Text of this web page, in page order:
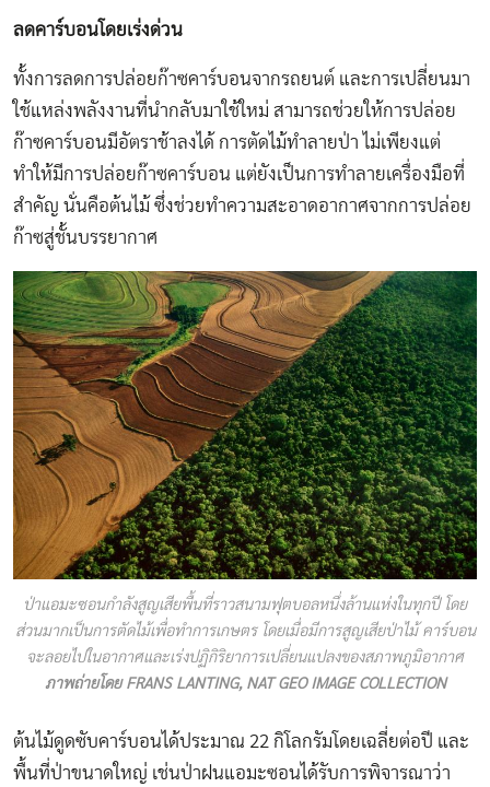
ลดคาร์บอนโดยเร่งด่วน
ทั้งการลดการปล่อยก๊าซคาร์บอนจากรถยนต์ และการเปลี่ยนมา
ใช้แหล่งพลังงานที่นำกลับมาใช้ใหม่ สามารถช่วยให้การปล่อย
ก๊าซคาร์บอนมีอัตราช้าลงได้ การตัดไม้ทำลายป่า ไม่เพียงแต่
ทำให้มีการปล่อยก๊าซคาร์บอน แต่ยังเป็นการทำลายเครื่องมือที่
สำคัญ นั่นคือต้นไม้ ซึ่งช่วยทำความสะอาดอากาศจากการปล่อย
ก๊าซสู่ชั้นบรรยากาศ
ป่าแอมะซอนกำลังสูญเสียพื้นที่ราวสนามฟุตบอลหนึ่งล้านแห่งในทุกปี โดย
ส่วนมากเป็นการตัดไม้เพื่อทำการเกษตร โดยเมื่อมีการสูญเสียป่าไม้ คาร์บอน
จะลอยไปในอากาศและเร่งปฏิกิริยาการเปลี่ยนแปลงของสภาพภูมิอากาศ
ภาพถ่ายโดย FRANS LANTING, NAT GEO IMAGE COLLECTION
ต้นไม้ดูดซับคาร์บอนได้ประมาณ 22 กิโลกรัมโดยเฉลี่ยต่อปี และ
พื้นที่ป่าขนาดใหญ่ เช่นป่าฝนแอมะซอนได้รับการพิจารณาว่า